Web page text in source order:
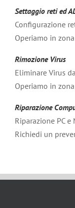
Settaggio reti ed
Configurazione
Operiamo in
Rimozione Virus
Eliminare Virus
Operiamo in
Riparazione
Riparazione PC
Richiedi un